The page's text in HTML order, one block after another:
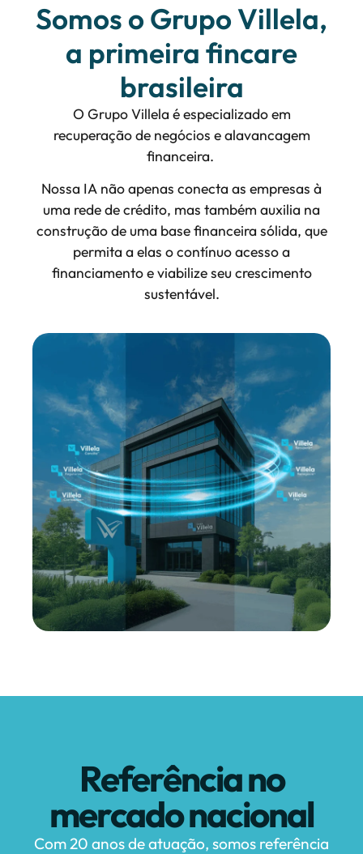
Somos o Grupo Villela,
a primeira fincare
brasileira
O Grupo Villela é especializado em
recuperação de negócios e alavancagem
financeira.
Nossa IA não apenas conecta as empresas à
uma rede de crédito, mas também auxilia na
construção de uma base financeira sólida, que
permita a elas o contínuo acesso a
financiamento e viabilize seu crescimento
sustentável.
Referência no
mercado nacional
Com 20 anos de atuação, somos referência